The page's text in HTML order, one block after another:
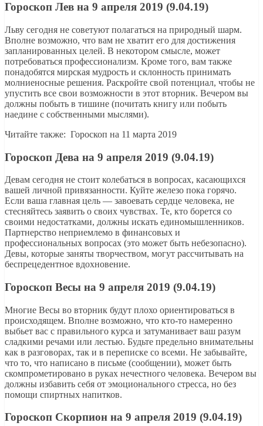
Гороскоп Лев на 9 апреля 2019 (9.04.19)
Льву сегодня не советуют полагаться на природный шарм.
Вполне возможно, что вам не хватит его для достижения
запланированных целей. В некотором смысле, может
потребоваться профессионализм. Кроме того, вам также
понадобятся мирская мудрость и склонность принимать
молниеносные решения. Раскройте свой потенциал, чтобы не
упустить все свои возможности в этот вторник. Вечером вы
должны побыть в тишине (почитать книгу или побыть
наедине с собственными мыслями).
Читайте также: Гороскоп на 11 марта 2019
Гороскоп Дева на 9 апреля 2019 (9.04.19)
Девам сегодня не стоит колебаться в вопросах, касающихся
вашей личной привязанности. Куйте железо пока горячо.
Если ваша главная цель — завоевать сердце человека, не
стесняйтесь заявить о своих чувствах. Те, кто борется со
своими недостатками, должны искать единомышленников.
Партнерство неприемлемо в финансовых и
профессиональных вопросах (это может быть небезопасно).
Девы, которые заняты творчеством, могут рассчитывать на
беспрецедентное вдохновение.
Гороскоп Весы на 9 апреля 2019 (9.04.19)
Многие Весы во вторник будут плохо ориентироваться в
происходящем. Вполне возможно, что кто-то намеренно
выбьет вас с правильного курса и затуманивает ваш разум
сладкими речами или лестью. Будьте предельно внимательны
как в разговорах, так и в переписке со всеми. Не забывайте,
что то, что написано в письме (сообщении), может быть
скомпрометировано в руках нечестного человека. Вечером вы
должны избавить себя от эмоционального стресса, но без
помощи спиртных напитков.
Гороскоп Скорпион на 9 апреля 2019 (9.04.19)